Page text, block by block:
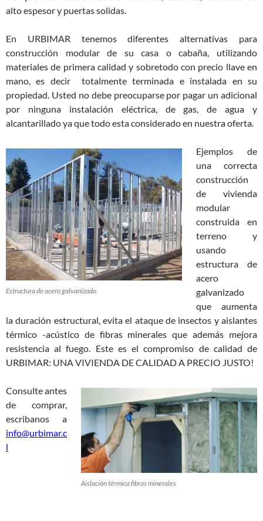
alto espesor y puertas solidas.
En URBIMAR tenemos diferentes alternativas para
construcción modular de su casa o cabaña, utilizando
materiales de primera calidad y sobretodo con precio llave en
mano, es decir totalmente terminada e instalada en su
propiedad. Usted no debe preocuparse por pagar un adicional
por ninguna instalación eléctrica, de gas, de agua y
alcantarillado ya que todo esta considerado en nuestra oferta.
Estructura de acero galvanizado
Ejemplos de
una correcta
construcción
de vivienda
modular
construida en
terreno y
usando
estructura de
acero
galvanizado
que aumenta
la duración estructural, evita el ataque de insectos y aislantes
térmico -acústico de fibras minerales que además mejora
resistencia al fuego. Este es el compromiso de calidad de
URBIMAR: UNA VIVIENDA DE CALIDAD A PRECIO JUSTO!
Aislación térmica fibras minerales
Consulte antes
de comprar,
escribanos a
info@urbimar.c
l